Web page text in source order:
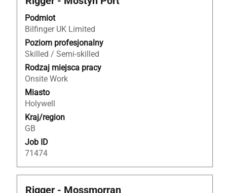
Podmiot
Bilfinger UK Limited
Poziom profesjonalny
Skilled / Semi-skilled
Rodzaj miejsca pracy
Onsite Work
Miasto
Holywell
Kraj/region
GB
Job ID
71474
pomocą
spacji,
aby
wyświetlić
pełną
treść
danych
oferty
pracy.
Tytuł
Rigger - Mossmorran
Zaznacz